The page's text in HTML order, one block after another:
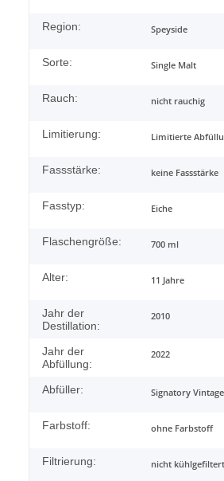
Region: Speyside
Sorte: Single Malt
Rauch: nicht rauchig
Limitierung: Limitierte
Fassstärke: keine Fassstärke
Fasstyp: Eiche
Flaschengröße: 700 ml
Alter: 11 Jahre
Jahr der
Destillation:
2010
Jahr der
Abfüllung:
2022
Abfüller: Signatory Vintage
Farbstoff: ohne Farbstoff
Filtrierung: nicht kühlgefiltert